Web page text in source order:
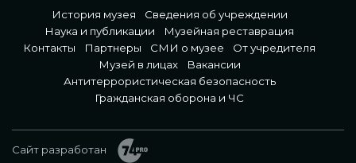
История музея
Сведения об учреждении
Наука и публикации
Музейная реставрация
Контакты
Партнеры СМИ о музее
От учредителя
Музей в лицах
Вакансии
Антитеррористическая безопасность
Гражданская оборона и ЧС
Сайт разработан